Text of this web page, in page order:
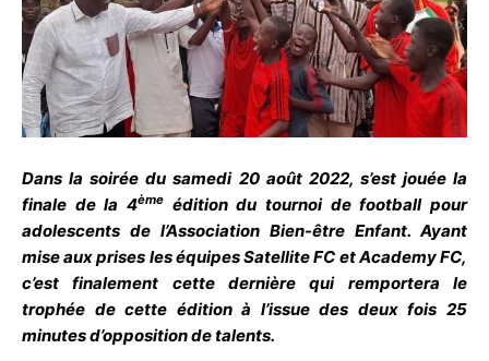
Dans la soirée du samedi 20 août 2022, s’est jouée la
finale de la 4ème édition du tournoi de football pour
adolescents de l’Association Bien-être Enfant. Ayant
mise aux prises les équipes Satellite FC et Academy FC,
c’est finalement cette dernière qui remportera le
trophée de cette édition à l’issue des deux fois 25
minutes d’opposition de talents.